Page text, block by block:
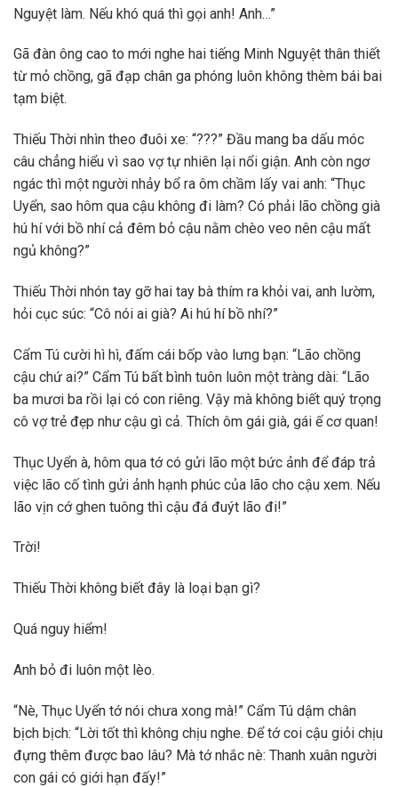
Nguyệt làm. Nếu khó quá thì gọi anh! Anh…”
Gã đàn ông cao to mới nghe hai tiếng Minh Nguyệt thân thiết
từ mỏ chồng, gã đạp chân ga phóng luôn không thèm bái bai
tạm biệt.
Thiếu Thời nhìn theo đuôi xe: “???” Đầu mang ba dấu móc
câu chẳng hiểu vì sao vợ tự nhiên lại nổi giận. Anh còn ngơ
ngác thì một người nhảy bổ ra ôm chầm lấy vai anh: “Thục
Uyển, sao hôm qua cậu không đi làm? Có phải lão chồng già
hú hí với bồ nhí cả đêm bỏ cậu nằm chèo veo nên cậu mất
ngủ không?”
Thiếu Thời nhón tay gỡ hai tay bà thím ra khỏi vai, anh lườm,
hỏi cục súc: “Cô nói ai già? Ai hú hí bồ nhí?”
Cẩm Tú cười hì hì, đấm cái bốp vào lưng bạn: “Lão chồng
cậu chứ ai?” Cẩm Tú bất bình tuôn luôn một tràng dài: “Lão
ba mươi ba rồi lại có con riêng. Vậy mà không biết quý trọng
cô vợ trẻ đẹp như cậu gì cả. Thích ôm gái già, gái ế cơ quan!
Thục Uyển à, hôm qua tớ có gửi lão một bức ảnh để đáp trả
việc lão cố tình gửi ảnh hạnh phúc của lão cho cậu xem. Nếu
lão vịn cớ ghen tuông thì cậu đá đuýt lão đi!”
Trời!
Thiếu Thời không biết đây là loại bạn gì?
Quá nguy hiểm!
Anh bỏ đi luôn một lèo.
“Nè, Thục Uyển tớ nói chưa xong mà!” Cẩm Tú dậm chân
bịch bịch: “Lời tốt thì không chịu nghe. Để tớ coi cậu giỏi chịu
đựng thêm được bao lâu? Mà tớ nhắc nè: Thanh xuân người
con gái có giới hạn đấy!”